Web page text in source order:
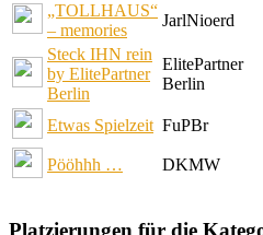
„TOLLHAUS“
– memories
JarlNioerd
Steck IHN rein
by ElitePartner
Berlin
ElitePartner
Berlin
Etwas Spielzeit FuPBr
Pööhhh … DKMW
Platzierungen für die